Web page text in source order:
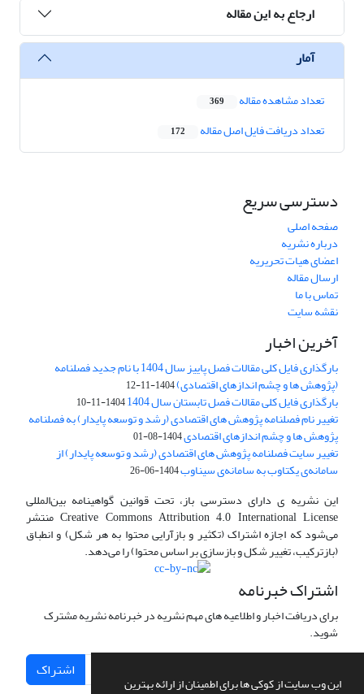
این وب سایت از کوکی ها برای اطمینان از ارائه بهترین
ارجاع به این مقاله
آمار
تعداد مشاهده مقاله 369
تعداد دریافت فایل اصل مقاله 172
دسترسی سریع
صفحه اصلی
درباره نشریه
اعضای هیات تحریریه
ارسال مقاله
تماس با ما
نقشه سایت
آخرین اخبار
بارگذاری فایل کلی مقالات فصل پاییز سال 1404 با نام جدید فصلنامه
(پژوهش ها و چشم اندازهای اقتصادی)1404-11-12
بارگذاری فایل کلی مقالات فصل تابستان سال 1404 1404-11-10
تغییر نام فصلنامه پژوهش های اقتصادی (رشد و توسعه پایدار) به فصلنامه
پژوهش ها و چشم اندازهای اقتصادی1404-08-01
تغییر سایت فصلنامه پژوهش های اقتصادی (رشد و توسعه پایدار) از
سامانه‌ی یکتاوب به سامانه‌ی سیناوب1404-06-26
این نشریه ی دارای دسترسی باز، تحت قوانین گواهینامه بین‌المللی
Creative Commons Attribution 4.0 International License منتشر
می‌شود که اجازه اشتراک (تکثیر و بازآرایی محتوا به هر شکل) و انطباق
(بازترکیب، تغییر شکل و بازسازی بر اساس محتوا) را می‌دهد.
اشتراک خبرنامه
برای دریافت اخبار و اطلاعیه های مهم نشریه در خبرنامه نشریه مشترک
شوید.
اشتراک